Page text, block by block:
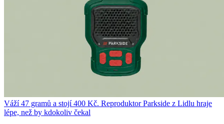
Váží 47 gramů a stojí 400 Kč. Reproduktor Parkside z Lidlu hraje
lépe, než by kdokoliv čekal